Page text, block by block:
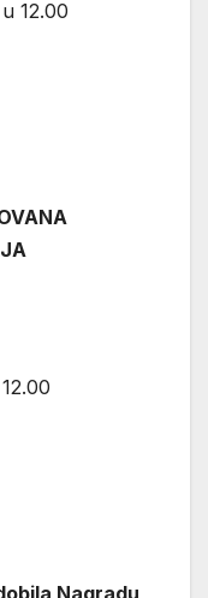
12.00